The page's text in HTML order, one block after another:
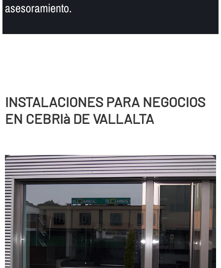
asesoramiento.
INSTALACIONES PARA NEGOCIOS
EN CEBRIà DE VALLALTA